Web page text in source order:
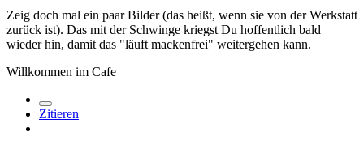
Zeig doch mal ein paar Bilder (das heißt, wenn sie von der Werkstatt
zurück ist). Das mit der Schwinge kriegst Du hoffentlich bald
wieder hin, damit das "läuft mackenfrei" weitergehen kann.
Willkommen im Cafe
Zitieren